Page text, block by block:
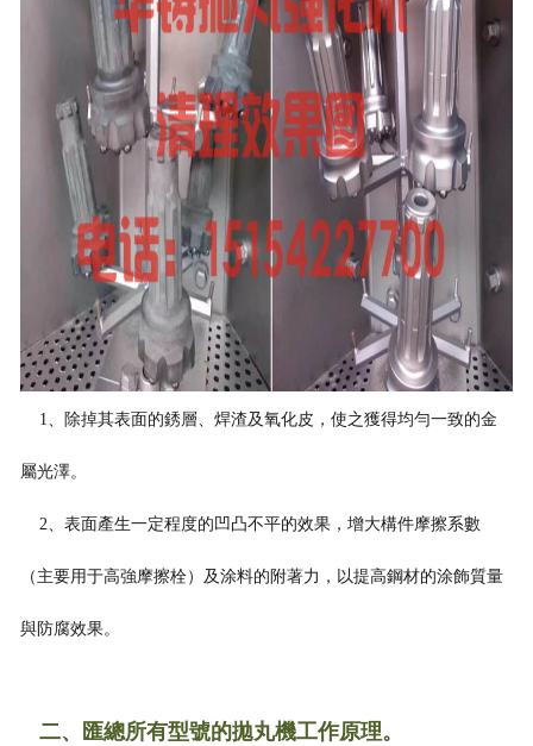
1、除掉其表面的銹層、焊渣及氧化皮，使之獲得均勻一致的金
屬光澤。
2、表面產生一定程度的凹凸不平的效果，增大構件摩擦系數
（主要用于高強摩擦栓）及涂料的附著力，以提高鋼材的涂飾質量
與防腐效果。
二、匯總所有型號的拋丸機工作原理。